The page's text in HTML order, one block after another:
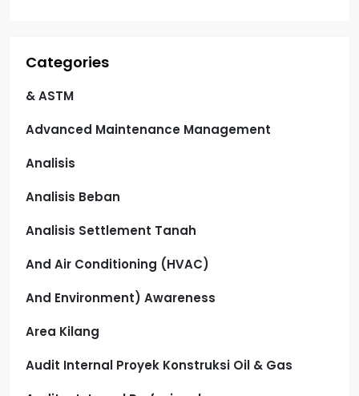
Categories
& ASTM
Advanced Maintenance Management
Analisis
Analisis Beban
Analisis Settlement Tanah
And Air Conditioning (HVAC)
And Environment) Awareness
Area Kilang
Audit Internal Proyek Konstruksi Oil & Gas